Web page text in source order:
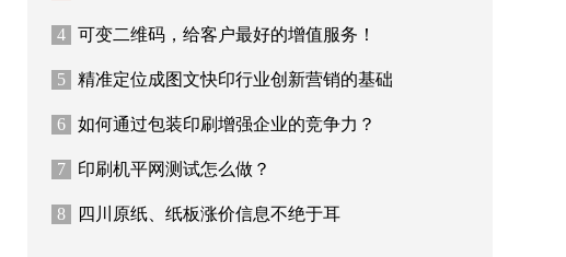
4 可变二维码，给客户最好的增值服务！
5 精准定位成图文快印行业创新营销的基础
6 如何通过包装印刷增强企业的竞争力？
7 印刷机平网测试怎么做？
8 四川原纸、纸板涨价信息不绝于耳